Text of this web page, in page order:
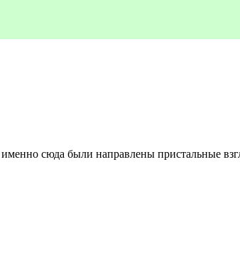
сюда были направлены пристальные